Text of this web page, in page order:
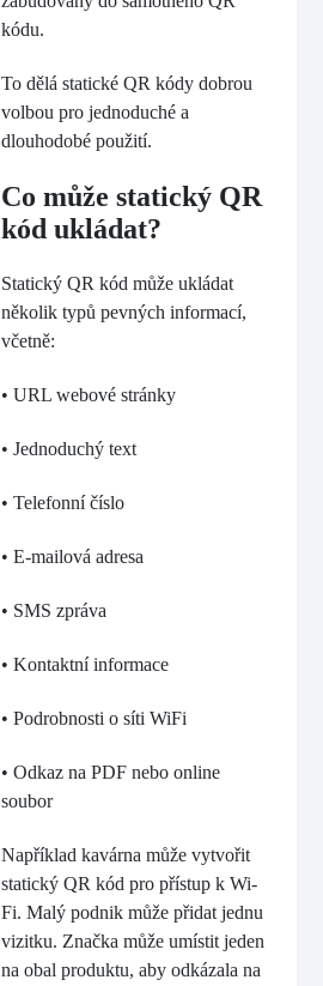
kódu.
To dělá statické QR kódy dobrou
volbou pro jednoduché a
dlouhodobé použití.
Co může statický QR
kód ukládat?
Statický QR kód může ukládat
několik typů pevných informací,
včetně:
• URL webové stránky
• Jednoduchý text
• Telefonní číslo
• E-mailová adresa
• SMS zpráva
• Kontaktní informace
• Podrobnosti o síti WiFi
• Odkaz na PDF nebo online
soubor
Například kavárna může vytvořit
statický QR kód pro přístup k Wi-
Fi. Malý podnik může přidat jednu
vizitku. Značka může umístit jeden
na obal produktu, aby odkázala na